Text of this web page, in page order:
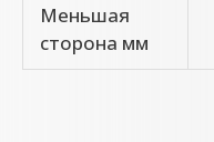
Меньшая
сторона мм